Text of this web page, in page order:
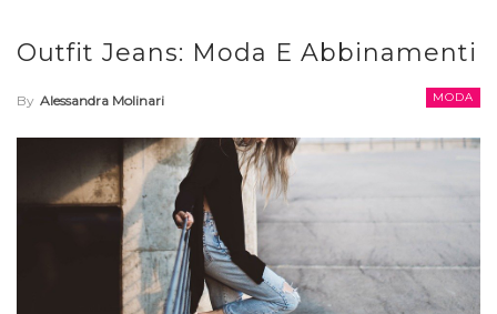
Outfit Jeans: Moda E Abbinamenti
MODA
By Alessandra Molinari